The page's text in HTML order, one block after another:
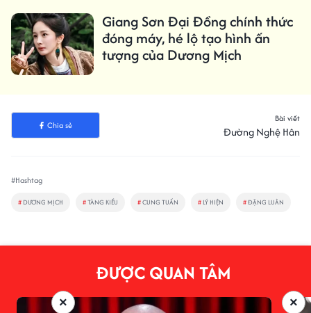
Giang Sơn Đại Đồng chính thức
đóng máy, hé lộ tạo hình ấn
tượng của Dương Mịch
Chia sẻ
Bài viết
Đường Nghệ Hân
#Hashtag
# DƯƠNG MỊCH #TÀNG KIỀU #CUNG TUẤN # LÝ HIỆN #ĐẶNG LUÂN
ĐƯỢC QUAN TÂM
×
×